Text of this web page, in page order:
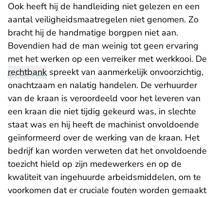
Ook heeft hij de handleiding niet gelezen en een
aantal veiligheidsmaatregelen niet genomen. Zo
bracht hij de handmatige borgpen niet aan.
Bovendien had de man weinig tot geen ervaring
met het werken op een verreiker met werkkooi. De
rechtbank spreekt van aanmerkelijk onvoorzichtig,
onachtzaam en nalatig handelen. De verhuurder
van de kraan is veroordeeld voor het leveren van
een kraan die niet tijdig gekeurd was, in slechte
staat was en hij heeft de machinist onvoldoende
geïnformeerd over de werking van de kraan. Het
bedrijf kan worden verweten dat het onvoldoende
toezicht hield op zijn medewerkers en op de
kwaliteit van ingehuurde arbeidsmiddelen, om te
voorkomen dat er cruciale fouten worden gemaakt